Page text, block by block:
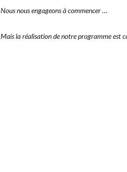
Nous nous engageons à commencer …
Mais la réalisation de notre programme est